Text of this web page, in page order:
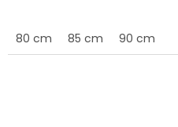
80 cm 85 cm 90 cm